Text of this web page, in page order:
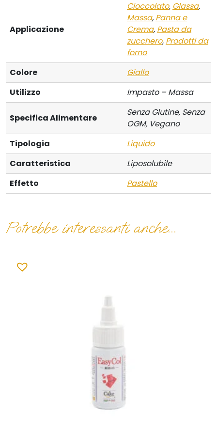
Applicazione
Cioccolato, Glassa,
Massa, Panna e
Crema, Pasta da
zucchero, Prodotti da
forno
Colore
Giallo
Utilizzo
Impasto – Massa
Specifica Alimentare
Senza Glutine, Senza
OGM, Vegano
Tipologia
Liquido
Caratteristica
Liposolubile
Effetto
Pastello
Potrebbe interessanti anche...